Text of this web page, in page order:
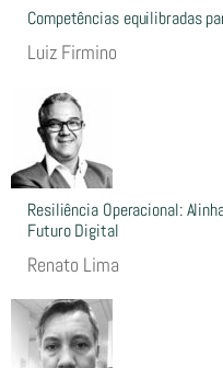
Competências equilibradas
Luiz Firmino
Resiliência Operacional:
Futuro Digital
Renato Lima